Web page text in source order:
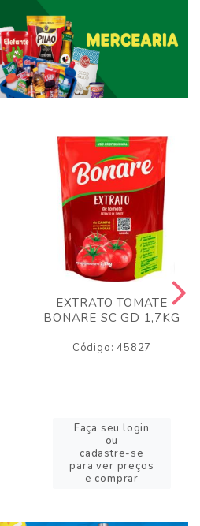
EXTRATO TOMATE
BONARE SC GD 1,7KG
Código: 45827
Faça seu login
ou
cadastre-se
para ver preços
e comprar